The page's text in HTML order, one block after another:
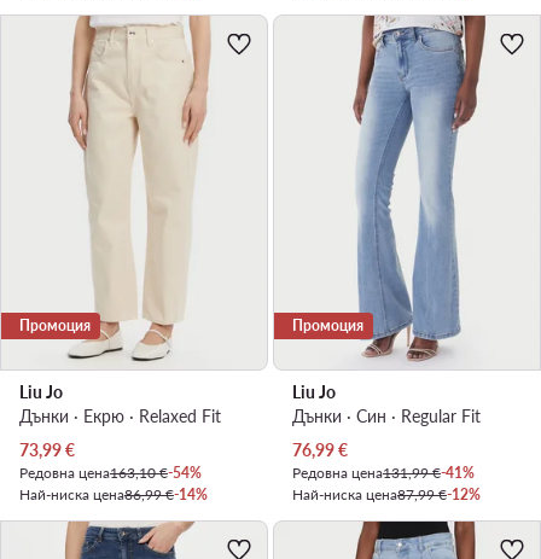
Промоция
Liu Jo
Дънки · Екрю · Relaxed Fit
Актуална цена
73,99€
Редовна цена163,10 €-54%
Най-ниска цена86,99 €-14%
Промоция
Liu Jo
Дънки · Син · Regular Fit
Актуална цена
76,99€
Редовна цена131,99 €-41%
Най-ниска цена87,99 €-12%